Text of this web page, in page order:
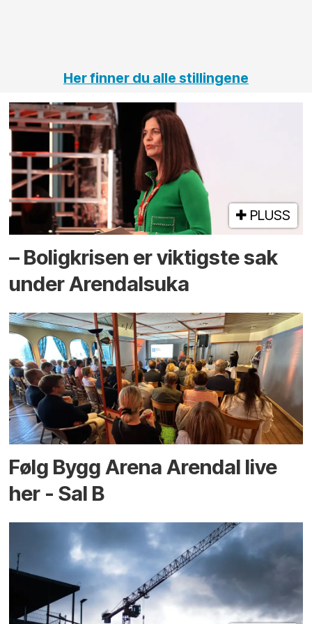
Her finner du alle stillingene
PLUSS
– Boligkrisen er viktigste sak
under Arendalsuka
Følg Bygg Arena Arendal live
her - Sal B